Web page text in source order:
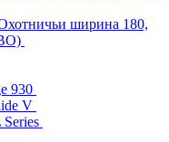
ширина 180,
930
V